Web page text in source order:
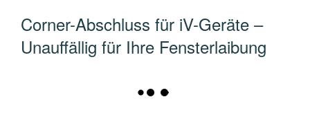
Corner-Abschluss für iV-Geräte –
Unauffällig für Ihre Fensterlaibung